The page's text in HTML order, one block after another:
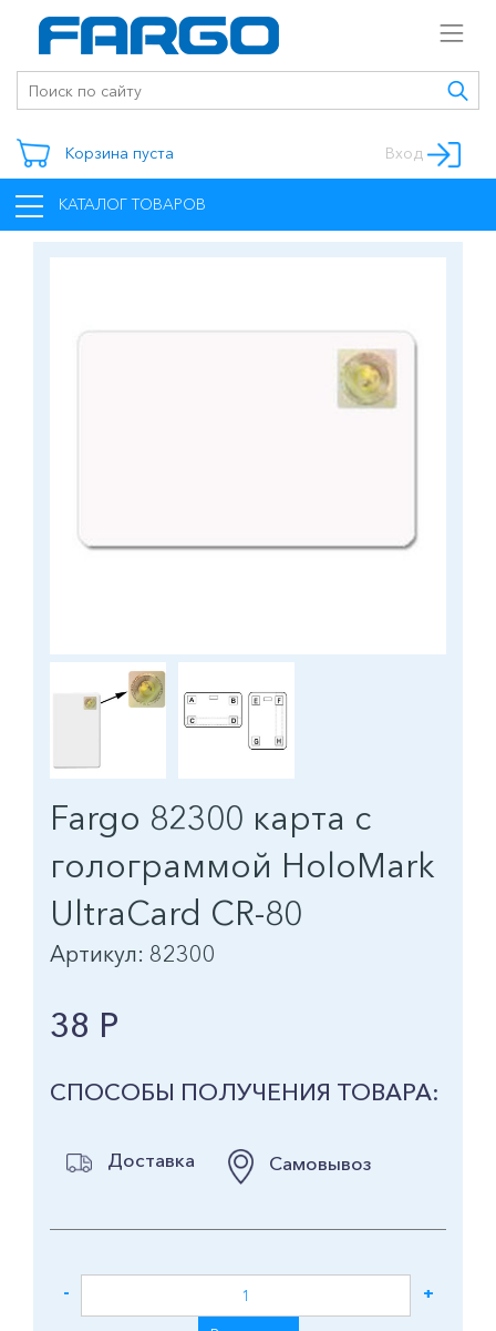
Корзина пуста Вход
КАТАЛОГ ТОВАРОВ
Fargo 82300 карта с
голограммой HoloMark
UltraCard CR-80
Артикул: 82300
38 Р
СПОСОБЫ ПОЛУЧЕНИЯ ТОВАРА:
Доставка Самовывоз
- +